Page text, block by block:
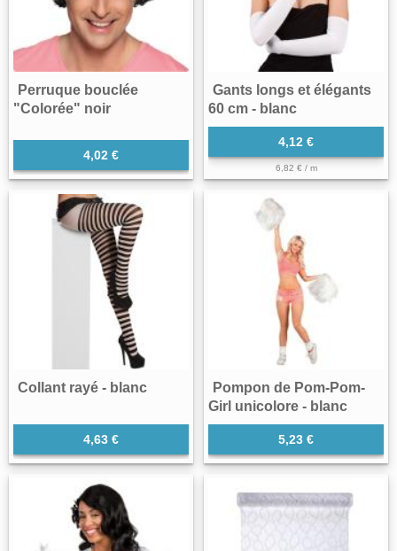
Perruque bouclée
"Colorée" noir
4,02 €
Gants longs et élégants
60 cm - blanc
4,12 €
6,82 € / m
Collant rayé - blanc
4,63 €
Pompon de Pom-Pom-
Girl unicolore - blanc
5,23 €